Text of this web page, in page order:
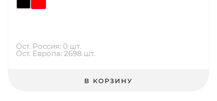
Ост. Россия: 0 шт.
Ост. Европа: 2698 шт.
В КОРЗИНУ